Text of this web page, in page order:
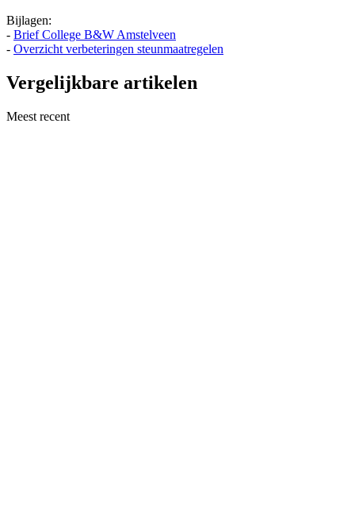
Bijlagen:
- Brief College B&W Amstelveen
- Overzicht verbeteringen steunmaatregelen
Vergelijkbare artikelen
Meest recent